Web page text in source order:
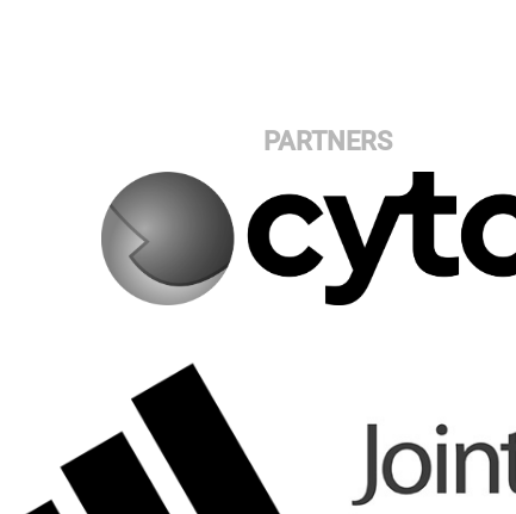
PARTNERS